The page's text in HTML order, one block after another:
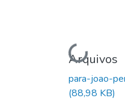
Carregando...
Arquivos
para-joao-
(88,98 KB)